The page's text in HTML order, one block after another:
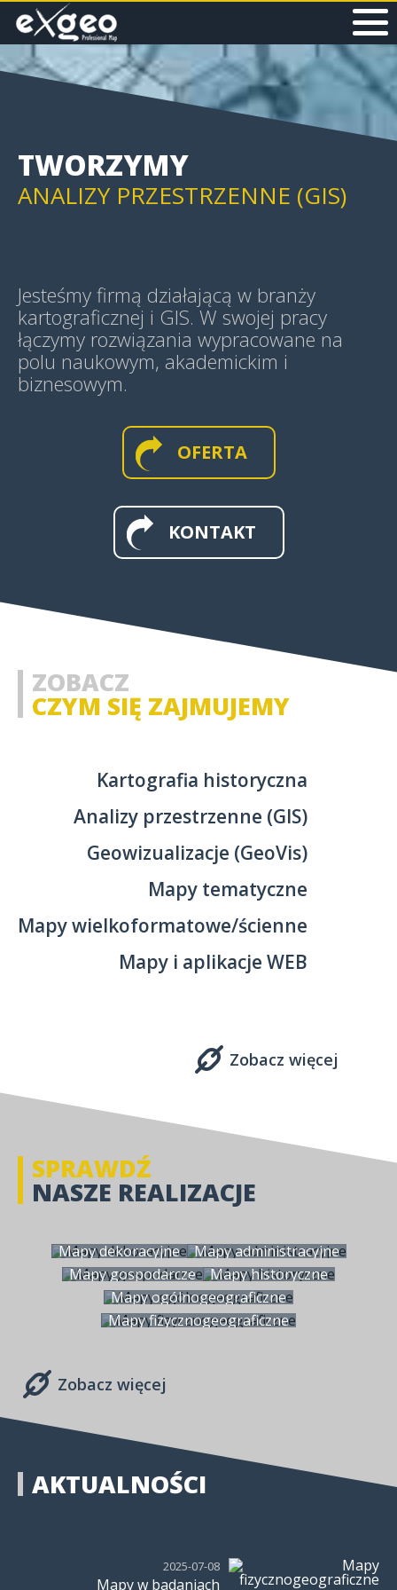
TWORZYMY
MAPY I APLIKACJE WEB
MAPY HISTORYCZNE
ANALIZY PRZESTRZENNE (GIS)
GEOWIZUALIZACJE (GEOVIS)
MAPY TEMATYCZNE
MAPY WIELKOFORMATOWE I
MAPY I APLIKACJE WEB
MAPY HISTORYCZNE
Jesteśmy firmą działającą w branży
kartograficznej i GIS. W swojej pracy
łączymy rozwiązania wypracowane na
polu naukowym, akademickim i
biznesowym.
OFERTA
KONTAKT
ZOBACZ
CZYM SIĘ ZAJMUJEMY
Kartografia historyczna
Analizy przestrzenne (GIS)
Geowizualizacje (GeoVis)
Mapy tematyczne
Mapy wielkoformatowe/ścienne
Mapy i aplikacje WEB
Zobacz więcej
Mapy dekoracyjne
Mapy administracyjne
Mapy gospodarcze
Mapy historyczne
Mapy ogólnogeograficzne
Mapy fizycznogeograficzne
Zobacz więcej
SPRAWDŹ
NASZE REALIZACJE
AKTUALNOŚCI
2025-07-08
Mapy w badaniach